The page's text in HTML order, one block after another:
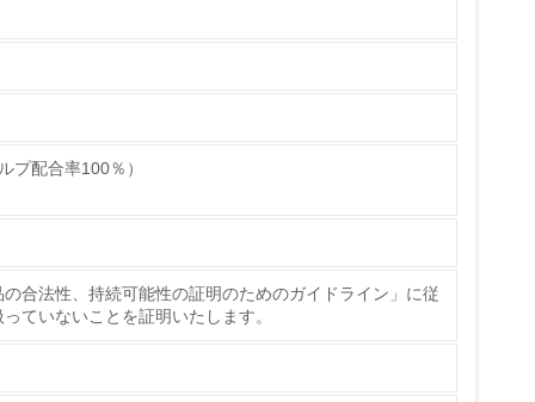
プ配合率100％）
合法性、持続可能性の証明のためのガイドライン」に従
ていないことを証明いたします。